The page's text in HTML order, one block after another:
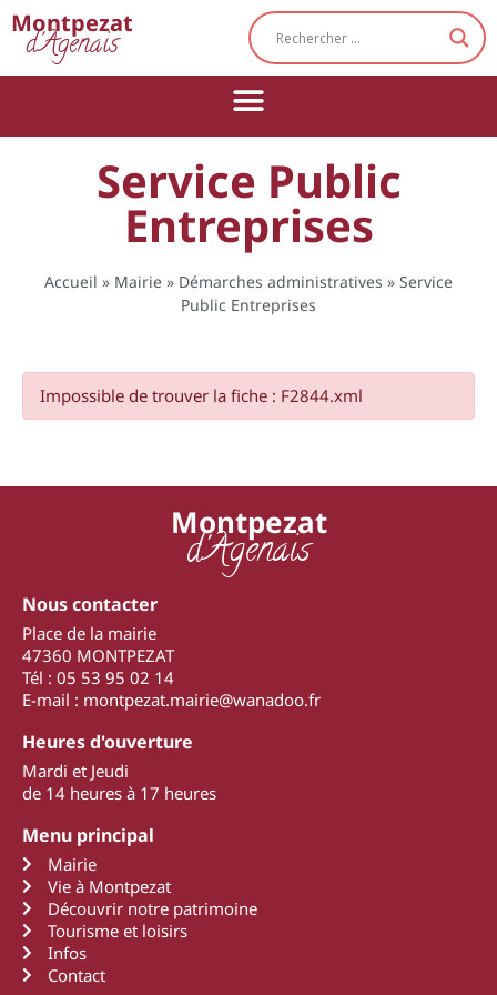
Montpezat
d'Agenais
Service Public
Entreprises
Accueil » Mairie » Démarches administratives » Service
Public Entreprises
Impossible de trouver la fiche : F2844.xml
Montpezat
d'Agenais
Nous contacter
Place de la mairie
47360 MONTPEZAT
Tél : 05 53 95 02 14
E-mail : montpezat.mairie@wanadoo.fr
Heures d'ouverture
Mardi et Jeudi
de 14 heures à 17 heures
Menu principal
Mairie
Vie à Montpezat
Découvrir notre patrimoine
Tourisme et loisirs
Infos
Contact
Cookies management panel